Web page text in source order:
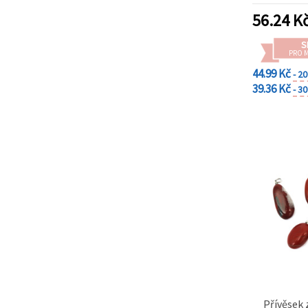
56.24
PRO
44.99 Kč-
39.36 Kč-
Přívěsek